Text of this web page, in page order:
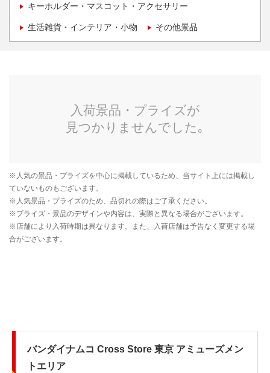
キーホルダー・マスコット・アクセサリー
生活雑貨・インテリア・小物 その他景品
バンダイナムコ Cross Store 東京 アミューズメン
トエリア